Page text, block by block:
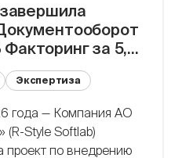
за 5,5
Экспертиза
года — Компания АО
(R-Style Softlab)
по внедрению